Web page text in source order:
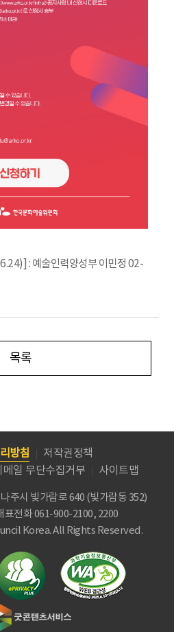
: 예술인력양성부 이민정 02-
목록
방침
저작권정책
일 무단수집거부
사이트맵
주시 빛가람로 640 (빛가람동 352)
표전화 061-900-2100, 2200
Korea. All Rights Reserved.